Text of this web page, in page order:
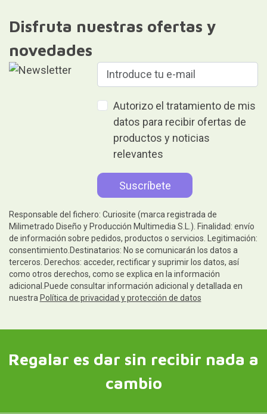
Disfruta nuestras ofertas y
novedades
Autorizo el tratamiento de mis
datos para recibir ofertas de
productos y noticias
relevantes
Responsable del fichero: Curiosite (marca registrada de
Milimetrado Diseño y Producción Multimedia S.L.). Finalidad: envío
de información sobre pedidos, productos o servicios. Legitimación:
consentimiento.Destinatarios: No se comunicarán los datos a
terceros. Derechos: acceder, rectificar y suprimir los datos, así
como otros derechos, como se explica en la información
adicional.Puede consultar información adicional y detallada en
nuestra Política de privacidad y protección de datos
Regalar es dar sin recibir nada a
cambio